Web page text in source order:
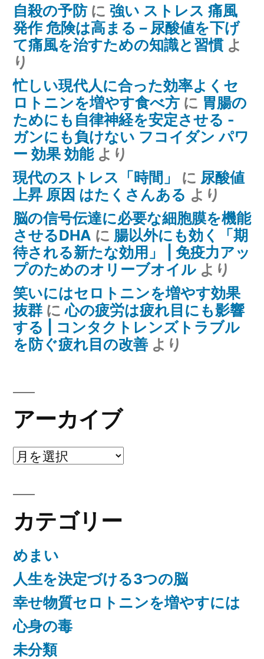
自殺の予防に 強い ストレス 痛風
発作 危険は高まる – 尿酸値を下げ
て痛風を治すための知識と習慣よ
り
忙しい現代人に合った効率よくセ
ロトニンを増やす食べ方 に 胃腸の
ためにも自律神経を安定させる -
ガンにも負けない フコイダン パワ
ー 効果 効能より
現代のストレス「時間」
に 尿酸値
上昇 原因 はたくさんある より
脳の信号伝達に必要な細胞膜を機能
させるDHA に 腸以外にも効く「期
待される新たな効用」 | 免疫力アッ
プのためのオリーブオイル より
笑いにはセロトニンを増やす効果
抜群 に心の疲労は疲れ目にも影響
する | コンタクトレンズトラブル
を防ぐ疲れ目の改善 より
アーカイブ
ア
イ
ブ
カテゴリー
めまい
人生を決定づける3つの脳
幸せ物質セロトニンを増やすには
心身の毒
未分類